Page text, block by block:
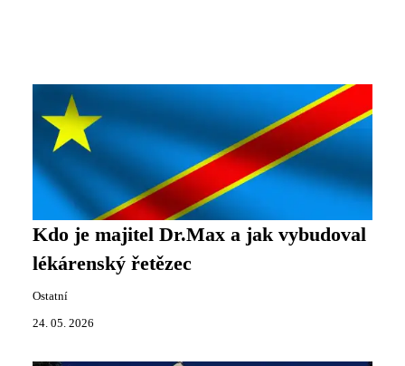
Kdo je majitel Dr.Max a jak vybudoval
lékárenský řetězec
Ostatní
24. 05. 2026